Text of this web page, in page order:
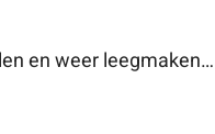
en weer